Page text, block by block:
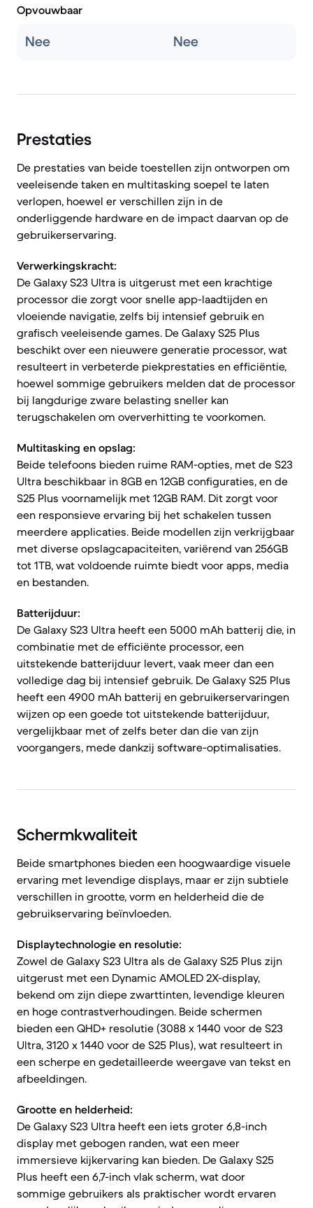
Opvouwbaar
Nee Nee
Prestaties
De prestaties van beide toestellen zijn ontworpen om
veeleisende taken en multitasking soepel te laten
verlopen, hoewel er verschillen zijn in de
onderliggende hardware en de impact daarvan op de
gebruikerservaring.
Verwerkingskracht:
De Galaxy S23 Ultra is uitgerust met een krachtige
processor die zorgt voor snelle app-laadtijden en
vloeiende navigatie, zelfs bij intensief gebruik en
grafisch veeleisende games. De Galaxy S25 Plus
beschikt over een nieuwere generatie processor, wat
resulteert in verbeterde piekprestaties en efficiëntie,
hoewel sommige gebruikers melden dat de processor
bij langdurige zware belasting sneller kan
terugschakelen om oververhitting te voorkomen.
Multitasking en opslag:
Beide telefoons bieden ruime RAM-opties, met de S23
Ultra beschikbaar in 8GB en 12GB configuraties, en de
S25 Plus voornamelijk met 12GB RAM. Dit zorgt voor
een responsieve ervaring bij het schakelen tussen
meerdere applicaties. Beide modellen zijn verkrijgbaar
met diverse opslagcapaciteiten, variërend van 256GB
tot 1TB, wat voldoende ruimte biedt voor apps, media
en bestanden.
Batterijduur:
De Galaxy S23 Ultra heeft een 5000 mAh batterij die, in
combinatie met de efficiënte processor, een
uitstekende batterijduur levert, vaak meer dan een
volledige dag bij intensief gebruik. De Galaxy S25 Plus
heeft een 4900 mAh batterij en gebruikerservaringen
wijzen op een goede tot uitstekende batterijduur,
vergelijkbaar met of zelfs beter dan die van zijn
voorgangers, mede dankzij software-optimalisaties.
Schermkwaliteit
Beide smartphones bieden een hoogwaardige visuele
ervaring met levendige displays, maar er zijn subtiele
verschillen in grootte, vorm en helderheid die de
gebruikservaring beïnvloeden.
Displaytechnologie en resolutie:
Zowel de Galaxy S23 Ultra als de Galaxy S25 Plus zijn
uitgerust met een Dynamic AMOLED 2X-display,
bekend om zijn diepe zwarttinten, levendige kleuren
en hoge contrastverhoudingen. Beide schermen
bieden een QHD+ resolutie (3088 x 1440 voor de S23
Ultra, 3120 x 1440 voor de S25 Plus), wat resulteert in
een scherpe en gedetailleerde weergave van tekst en
afbeeldingen.
Grootte en helderheid:
De Galaxy S23 Ultra heeft een iets groter 6,8-inch
display met gebogen randen, wat een meer
immersieve kijkervaring kan bieden. De Galaxy S25
Plus heeft een 6,7-inch vlak scherm, wat door
sommige gebruikers als praktischer wordt ervaren